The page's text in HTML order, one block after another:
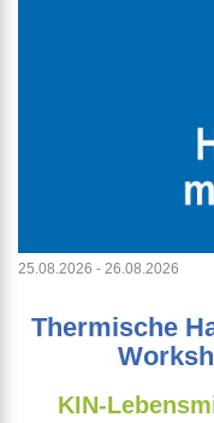
25.08.2026 - 26.08.2026
Thermische
KIN-